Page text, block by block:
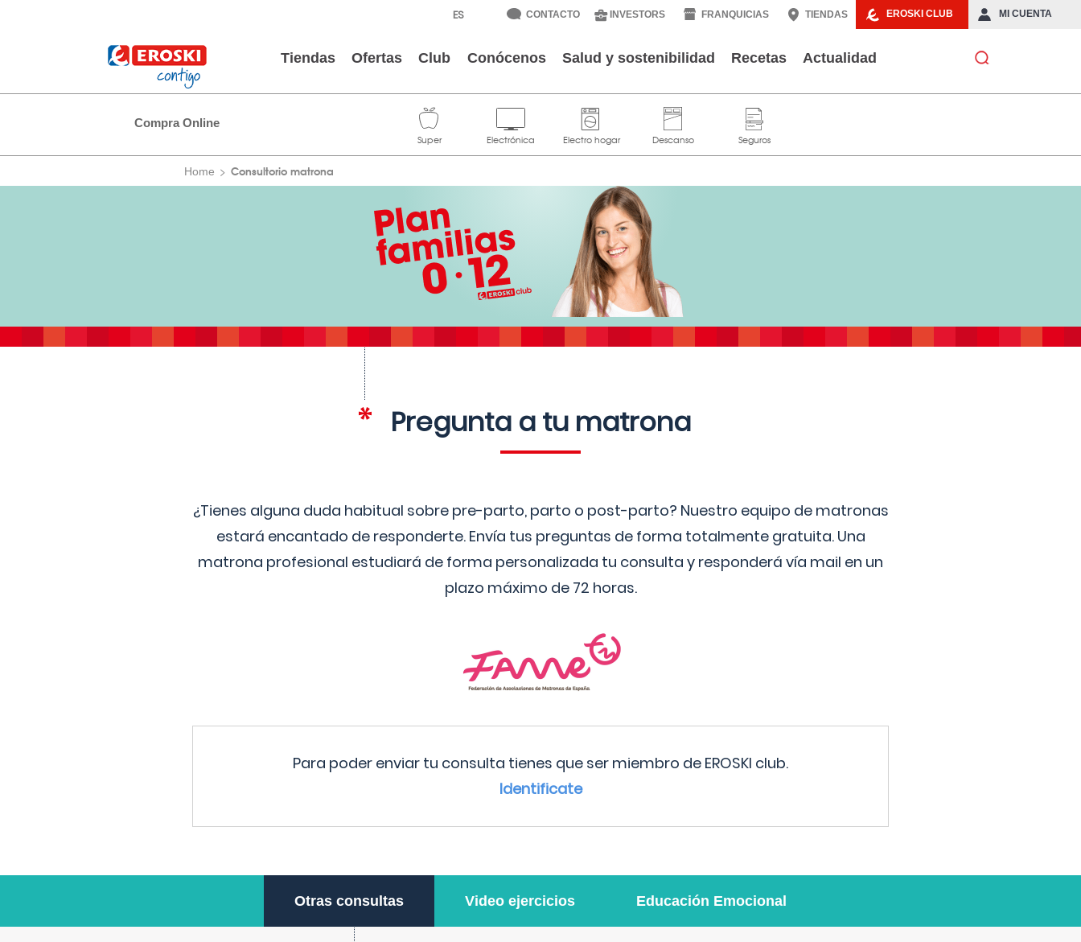
EROSKI CLUB MI CUENTA
CONTACTO INVESTORS FRANQUICIAS TIENDAS
Tiendas Ofertas Club Conócenos Salud y sostenibilidad Recetas Actualidad
Compra Online
Home Consultorio matrona
Pregunta a tu matrona
¿Tienes alguna duda habitual sobre pre-parto, parto o post-parto? Nuestro equipo de matronas
estará encantado de responderte. Envía tus preguntas de forma totalmente gratuita. Una
matrona profesional estudiará de forma personalizada tu consulta y responderá vía mail en un
plazo máximo de 72 horas.
Para poder enviar tu consulta tienes que ser miembro de EROSKI club.
Identificate
Otras consultas Video ejercicios Educación Emocional